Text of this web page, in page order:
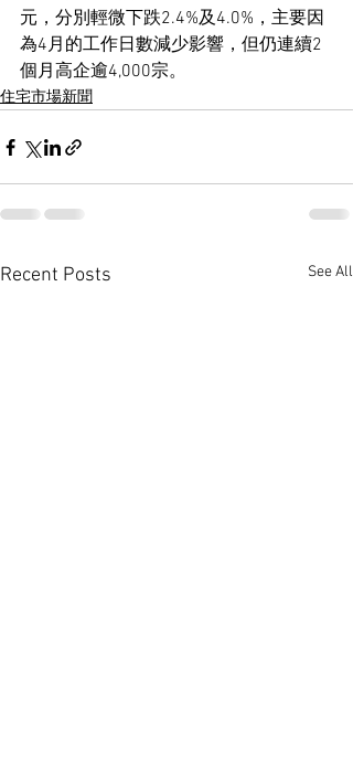
元，分別輕微下跌2.4%及4.0%，主要因
為4月的工作日數減少影響，但仍連續2
個月高企逾4,000宗。
住宅市場新聞
Recent Posts See All